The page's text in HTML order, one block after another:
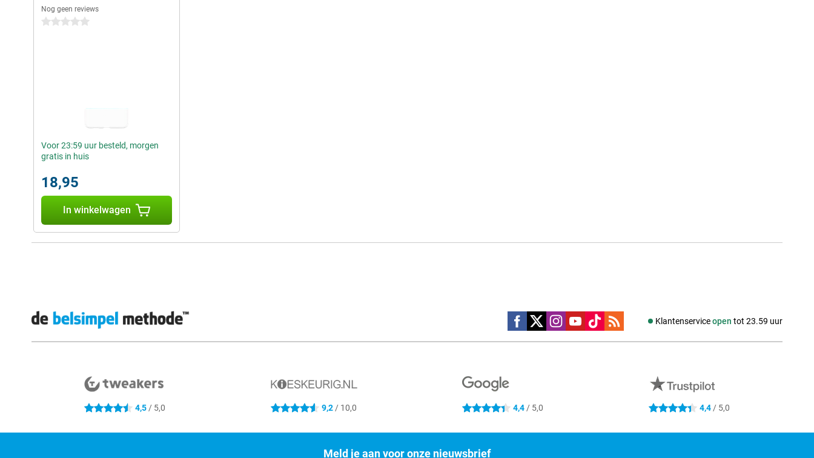
Nog geen reviews
0 sterren
Voor 23:59 uur besteld, morgen
gratis in huis
18,95
In winkelwagen
Klantenserviceopen tot 23.59 uur
Social media
4.5 sterren 4,5/ 5,0 4.6 sterren 9,2/ 10,0 4.4 sterren 4,4 / 5,0 4.4 sterren 4,4 / 5,0
Meld je aan voor onze nieuwsbrief